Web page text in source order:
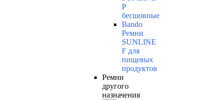
P
бесшовные
Bando
Ремни
SUNLINE
F для
пищевых
продуктов
Ремни
другого
назначения